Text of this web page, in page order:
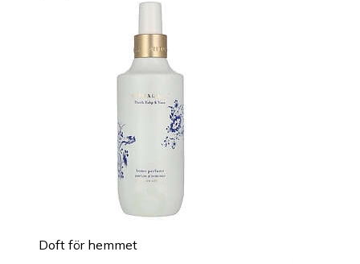
Doft för hemmet